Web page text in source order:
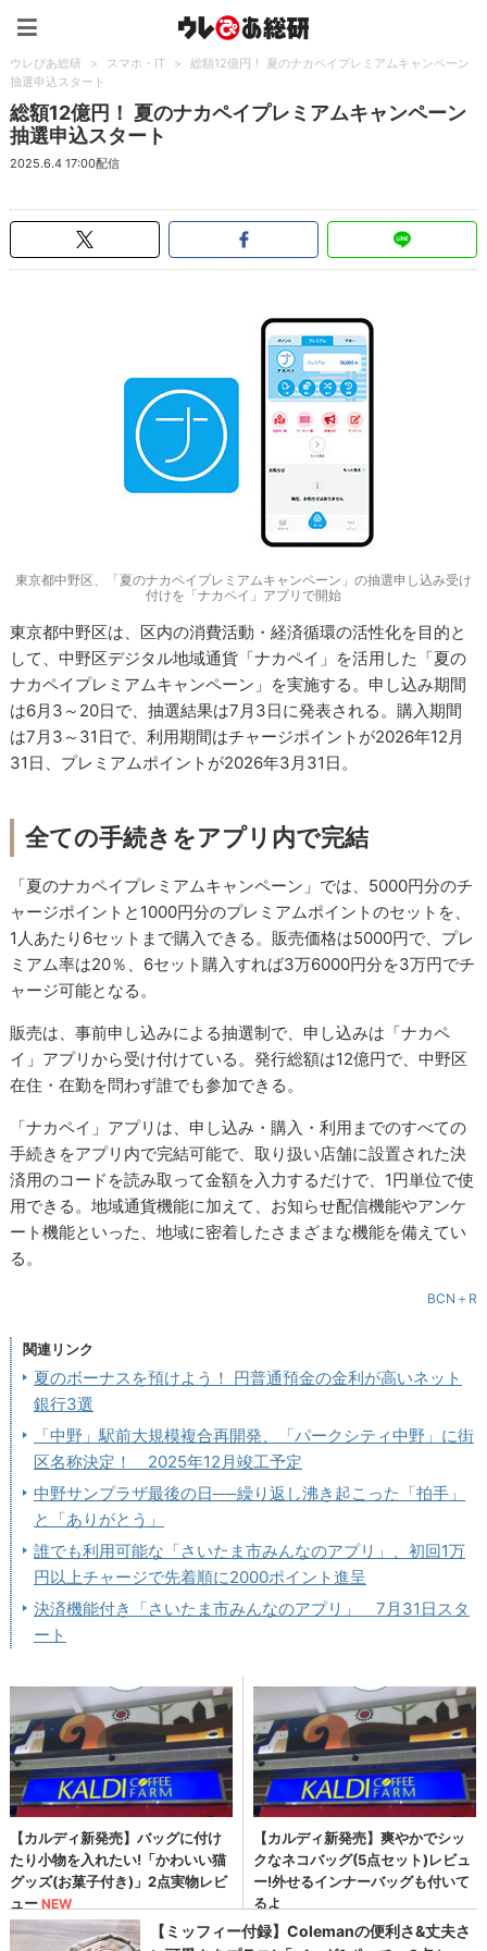
ウレぴあ総研 > スマホ・IT >
総額12億円！ 夏のナカペイプレミアムキャンペーン
抽選申込スタート
総額12億円！ 夏のナカペイプレミアムキャンペーン
抽選申込スタート
2025.6.4 17:00配信
東京都中野区、「夏のナカペイプレミアムキャンペーン」の抽選申し込み受け
付けを「ナカペイ」アプリで開始
東京都中野区は、区内の消費活動・経済循環の活性化を目的と
して、中野区デジタル地域通貨「ナカペイ」を活用した「夏の
ナカペイプレミアムキャンペーン」を実施する。申し込み期間
は6月3～20日で、抽選結果は7月3日に発表される。購入期間
は7月3～31日で、利用期間はチャージポイントが2026年12月
31日、プレミアムポイントが2026年3月31日。
全ての手続きをアプリ内で完結
「夏のナカペイプレミアムキャンペーン」では、5000円分のチ
ャージポイントと1000円分のプレミアムポイントのセットを、
1人あたり6セットまで購入できる。販売価格は5000円で、プレ
ミアム率は20％、6セット購入すれば3万6000円分を3万円でチ
ャージ可能となる。
販売は、事前申し込みによる抽選制で、申し込みは「ナカペ
イ」アプリから受け付けている。発行総額は12億円で、中野区
在住・在勤を問わず誰でも参加できる。
「ナカペイ」アプリは、申し込み・購入・利用までのすべての
手続きをアプリ内で完結可能で、取り扱い店舗に設置された決
済用のコードを読み取って金額を入力するだけで、1円単位で使
用できる。地域通貨機能に加えて、お知らせ配信機能やアンケ
ート機能といった、地域に密着したさまざまな機能を備えてい
る。
BCN＋R
関連リンク
夏のボーナスを預けよう！ 円普通預金の金利が高いネット
銀行3選
「中野」駅前大規模複合再開発、「パークシティ中野」に街
区名称決定！ 2025年12月竣工予定
中野サンプラザ最後の日──繰り返し沸き起こった「拍手」
と「ありがとう」
誰でも利用可能な「さいたま市みんなのアプリ」、初回1万
円以上チャージで先着順に2000ポイント進呈
決済機能付き「さいたま市みんなのアプリ」 7月31日スタ
ート